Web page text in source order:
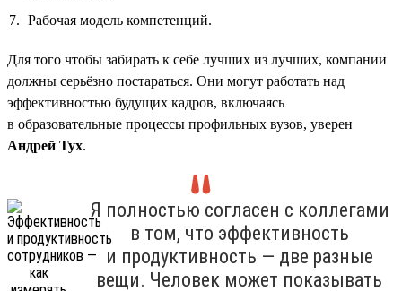
Рабочая модель компетенций.
Для того чтобы забирать к себе лучших из лучших, компании
должны серьёзно постараться. Они могут работать над
эффективностью будущих кадров, включаясь
в образовательные процессы профильных вузов, уверен
Андрей Тух.
Я полностью согласен с коллегами
в том, что эффективность
и продуктивность — две разные
вещи. Человек может показывать